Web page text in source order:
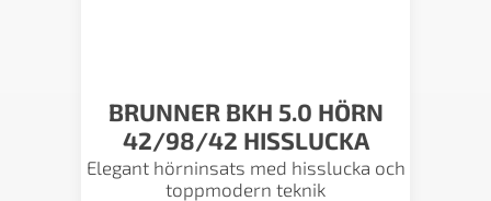
BRUNNER BKH 5.0 HÖRN
42/98/42 HISSLUCKA
Elegant hörninsats med hisslucka och
toppmodern teknik